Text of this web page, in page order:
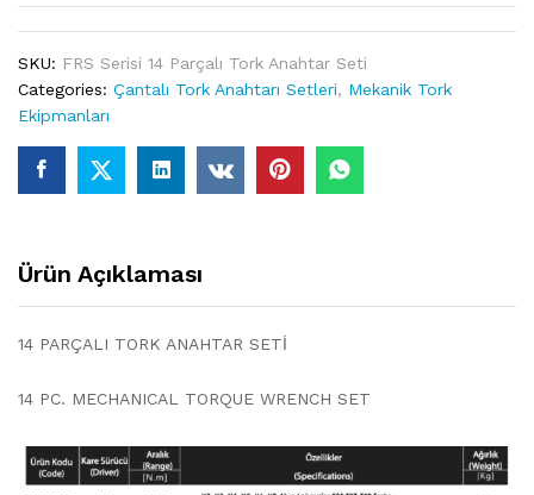
SKU: FRS Serisi 14 Parçalı Tork Anahtar Seti
Categories: Çantalı Tork Anahtarı Setleri, Mekanik Tork
Ekipmanları
Ürün Açıklaması
14 PARÇALI TORK ANAHTAR SETİ
14 PC. MECHANICAL TORQUE WRENCH SET